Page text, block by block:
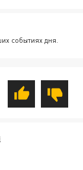
событиях дня.